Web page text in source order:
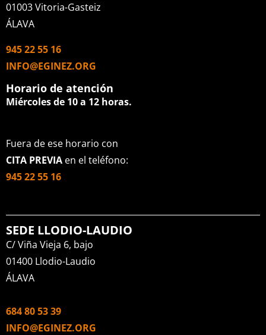
01003 Vitoria-Gasteiz
ÁLAVA
945 22 55 16
INFO@EGINEZ.ORG
Horario de atención
Miércoles de 10 a 12 horas.
Fuera de ese horario con
CITA PREVIA en el teléfono:
945 22 55 16
SEDE LLODIO-LAUDIO
C/ Viña Vieja 6, bajo
01400 Llodio-Laudio
ÁLAVA
684 80 53 39
INFO@EGINEZ.ORG